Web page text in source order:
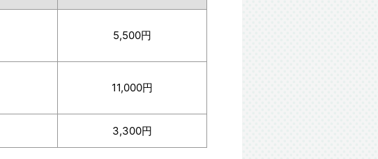
5,500円
11,000円
3,300円